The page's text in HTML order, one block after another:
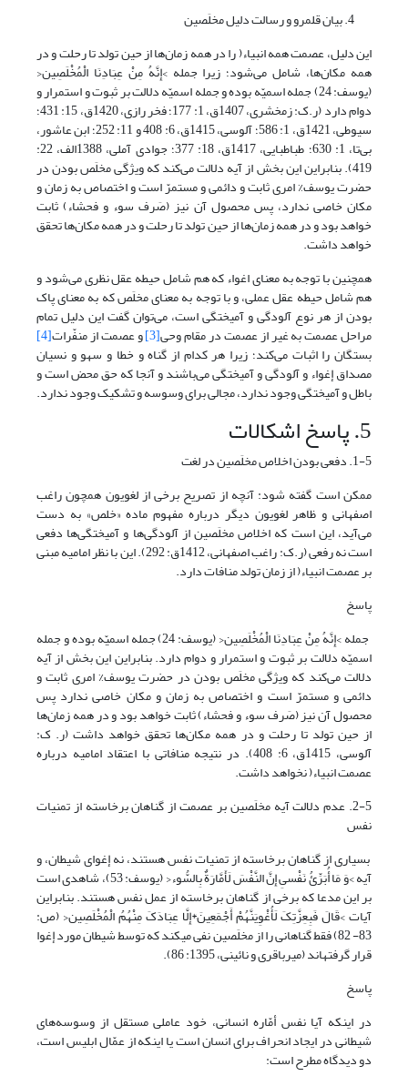
بیان قلمرو و رسالت دلیل مخلَصین
این دلیل، عصمت همه انبیاء( را در همه زمان‌ها از حین تولد تا رحلت و در
همه مکان‌ها، شامل می‌شود؛ زیرا جمله >إِنَّهُ مِنْ عِبَادِنَا الْمُخْلَصِین<
(یوسف: 24) جمله اسمیّه بوده و جمله اسمیّه دلالت بر ثبوت و استمرار و
دوام دارد (ر.ک: زمخشری، 1407ق، 1: 177؛ فخر رازی، 1420ق، 15: 431؛
سیوطی، 1421ق، 1: 586؛ آلوسی، 1415ق، 6: 408 و 11: 252؛ ابن عاشور،
بی‌تا، 1: 630؛ طباطبایی، 1417ق، 18: 377؛ جوادی آملی، 1388الف، 22:
419). بنابراین این بخش از آیه دلالت می‌کند که ویژگی مخلَص بودن در
حضرت یوسف% امری ثابت و دائمی و مستمرّ است و اختصاص به زمان و
مکان خاصی ندارد، پس محصول آن نیز (صَرف سوء و فحشاء) ثابت
خواهد بود و در همه زمان‌ها از حین تولد تا رحلت و در همه مکان‌ها تحقق
خواهد داشت.
همچنین با توجه به معنای اغواء که هم شامل حیطه عقل نظری می‌شود و
هم شامل حیطه عقل عملی، و با توجه به معنای مخلَص که به معنای پاک
بودن از هر نوع آلودگی و آمیختگی است، می‌توان گفت این دلیل تمام
مراحل عصمت به غیر از عصمت در مقام وحی[3] و عصمت از منفّرات[4]
بستگان را اثبات می‌کند؛ زیرا هر کدام از گناه و خطا و سهو و نسیان
مصداق إغواء و آلودگی و آمیختگی می‌باشند و آنجا که حق محض است و
باطل و آمیختگی وجود ندارد، مجالی برای وسوسه و تشکیک وجود ندارد.
5. پاسخ اشکالات
1-5. دفعی بودن اخلاص مخلَصین در لغت
ممکن است گفته شود: آنچه از تصریح برخی از لغویون همچون راغب
اصفهانی و ظاهر لغویون دیگر درباره مفهوم ماده «خلص» به دست
می‌آید، این است که اخلاص مخلَصین از آلودگی‌ها و آمیختگی‌ها دفعی
است نه رفعی (ر.ک: راغب اصفهانی، 1412ق: 292). این با نظر امامیه مبنی
بر عصمت انبیاء(از زمان تولد منافات دارد.
پاسخ
جمله >إِنَّهُ مِنْ عِبَادِنَا الْمُخْلَصِین< (یوسف: 24) جمله اسمیّه بوده و جمله
اسمیّه دلالت بر ثبوت و استمرار و دوام دارد. بنابراین این بخش از آیه
دلالت می‌کند که ویژگی مخلَص بودن در حضرت یوسف% امری ثابت و
دائمی و مستمرّ است و اختصاص به زمان و مکان خاصی ندارد پس
محصول آن نیز (صَرف سوء و فحشاء) ثابت خواهد بود و در همه زمان‌ها
از حین تولد تا رحلت و در همه مکان‌ها تحقق خواهد داشت (ر. ک:
آلوسی، 1415ق، 6: 408). در نتیجه منافاتی با اعتقاد امامیه درباره
عصمت انبیاء( نخواهد داشت.
2-5. عدم دلالت آیه مخلَصین بر عصمت از گناهان برخاسته از تمنیات
نفس
بسیاری از گناهان برخاسته از تمنیات نفس هستند، نه إغوای شیطان، و
آیه >وَ مَا أُبَرِّئُ نَفْسىِ إِنَّ النَّفْسَ لَأَمَّارَةٌ بِالسُّوء< (یوسف: 53)، شاهدی است
بر این مدعا که برخی از گناهان برخاسته از عمل نفس هستند. بنابراین
آیات >قَالَ فَبِعِزَّتِکَ لَأُغْوِیَنَّهُمْ أَجْمَعِینَ*إِلَّا عِبَادَکَ مِنْهُمُ الْمُخْلَصِین< (ص:
83- 82) فقط گناهانی را از مخلَصین نفی می­کند که توسط شیطان مورد إغوا
قرار گرفته­اند (میرباقری و نائینی، 1395: 86).
پاسخ
در اینکه آیا نفس أمّاره انسانی، خود عاملی مستقل از وسوسه‌های
شیطانی در ایجاد انحراف برای انسان است یا اینکه از عمّال ابلیس است،
دو دیدگاه مطرح است: